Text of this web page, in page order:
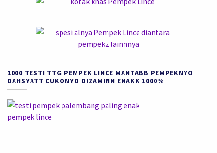
1000 TESTI TTG PEMPEK LINCE MANTABB PEMPEKNYO
DAHSYATT CUKONYO DIZAMINN ENAKK 1000%